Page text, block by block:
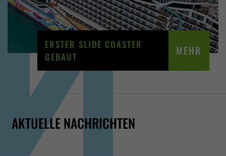
ERSTER SLIDE COASTER
GEBAUT
MEHR
AKTUELLE NACHRICHTEN